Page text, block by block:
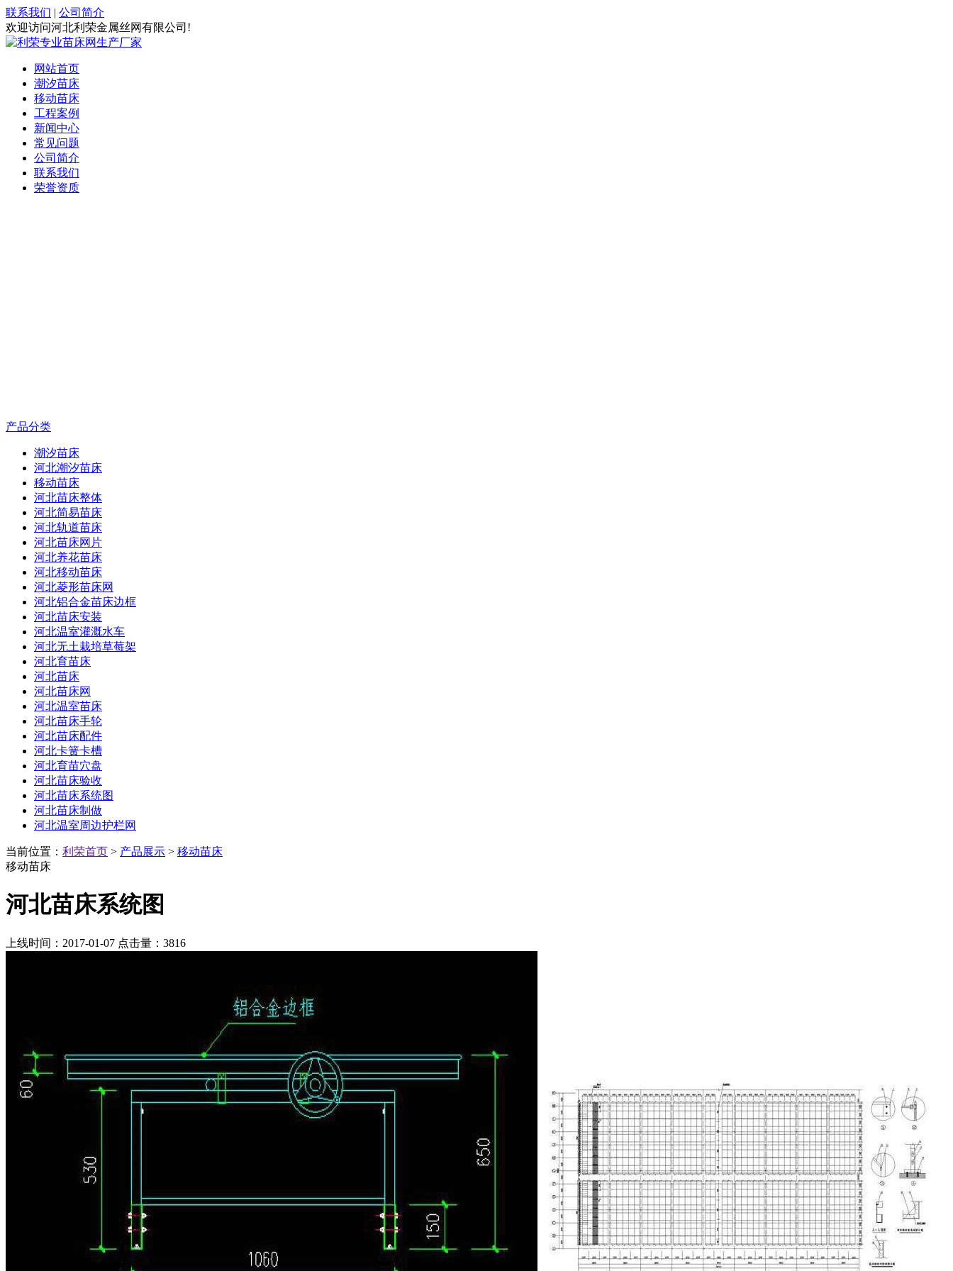
联系我们 | 公司简介
欢迎访问河北利荣金属丝网有限公司!
网站首页
潮汐苗床
移动苗床
工程案例
新闻中心
常见问题
公司简介
联系我们
荣誉资质
产品分类
潮汐苗床
河北潮汐苗床
移动苗床
河北苗床整体
河北简易苗床
河北轨道苗床
河北苗床网片
河北养花苗床
河北移动苗床
河北菱形苗床网
河北铝合金苗床边框
河北苗床安装
河北温室灌溉水车
河北无土栽培草莓架
河北育苗床
河北苗床
河北苗床网
河北温室苗床
河北苗床手轮
河北苗床配件
河北卡簧卡槽
河北育苗穴盘
河北苗床验收
河北苗床系统图
河北苗床制做
河北温室周边护栏网
当前位置： 利荣首页 > 产品展示 > 移动苗床
移动苗床
河北苗床系统图
上线时间：2017-01-07 点击量： 3816